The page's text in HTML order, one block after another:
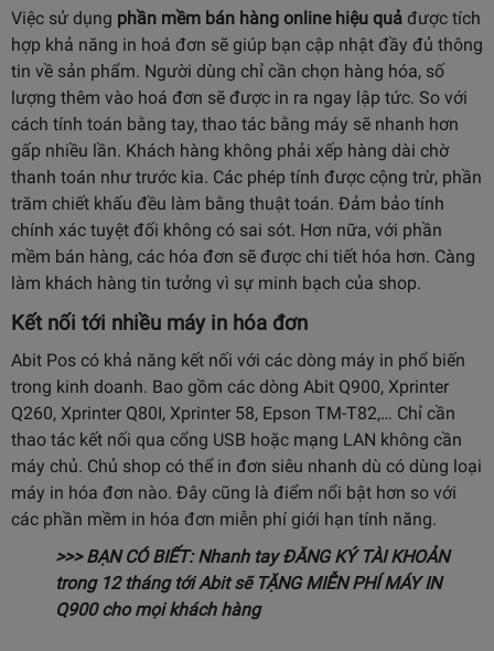
Việc sử dụng phần mềm bán hàng online hiệu quả được tích
hợp khả năng in hoá đơn sẽ giúp bạn cập nhật đầy đủ thông
tin về sản phẩm. Người dùng chỉ cần chọn hàng hóa, số
lượng thêm vào hoá đơn sẽ được in ra ngay lập tức. So với
cách tính toán bằng tay, thao tác bằng máy sẽ nhanh hơn
gấp nhiều lần. Khách hàng không phải xếp hàng dài chờ
thanh toán như trước kia. Các phép tính được cộng trừ, phần
trăm chiết khấu đều làm bằng thuật toán. Đảm bảo tính
chính xác tuyệt đối không có sai sót. Hơn nữa, với phần
mềm bán hàng, các hóa đơn sẽ được chi tiết hóa hơn. Càng
làm khách hàng tin tưởng vì sự minh bạch của shop.
Kết nối tới nhiều máy in hóa đơn
Abit Pos có khả năng kết nối với các dòng máy in phổ biến
trong kinh doanh. Bao gồm các dòng Abit Q900, Xprinter
Q260, Xprinter Q80I, Xprinter 58, Epson TM-T82,… Chỉ cần
thao tác kết nối qua cổng USB hoặc mạng LAN không cần
máy chủ. Chủ shop có thể in đơn siêu nhanh dù có dùng loại
máy in hóa đơn nào. Đây cũng là điểm nổi bật hơn so với
các phần mềm in hóa đơn miễn phí giới hạn tính năng.
>>> BẠN CÓ BIẾT: Nhanh tayĐĂNG KÝ TÀI KHOẢN
trong 12 tháng tới Abit sẽ TẶNG MIỄN PHÍ MÁY IN
Q900 cho mọi khách hàng